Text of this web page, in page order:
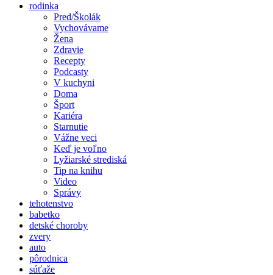
rodinka
Pred/Školák
Vychovávame
Žena
Zdravie
Recepty
Podcasty
V kuchyni
Doma
Šport
Kariéra
Starnutie
Vážne veci
Keď je voľno
Lyžiarské strediská
Tip na knihu
Video
Správy
tehotenstvo
babetko
detské choroby
zvery
auto
pôrodnica
súťaže